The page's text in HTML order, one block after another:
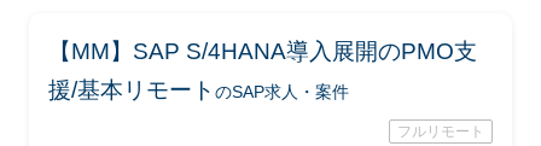
-システム導入展開計画の策定、実行
スケジュールの作成
【MM】SAP S/4HANA導入展開のPMO支
援/基本リモート のSAP求人・案件
フルリモート